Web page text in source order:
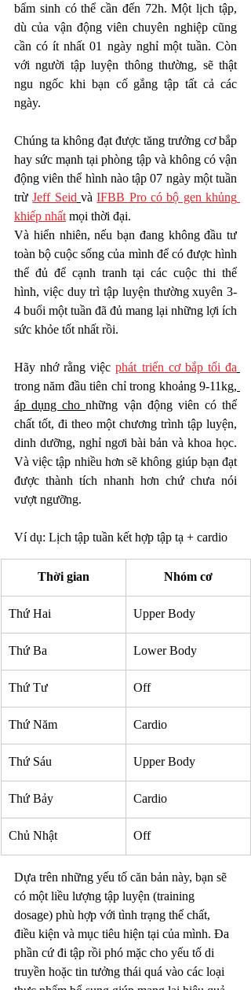
bẩm sinh có thể cần đến 72h. Một lịch tập,
dù của vận động viên chuyên nghiệp cũng
cần có ít nhất 01 ngày nghỉ một tuần. Còn
với người tập luyện thông thường, sẽ thật
ngu ngốc khi bạn cố gắng tập tất cả các
ngày.
Chúng ta không đạt được tăng trưởng cơ bắp
hay sức mạnh tại phòng tập và không có vận
động viên thể hình nào tập 07 ngày một tuần
trừ Jeff Seid và IFBB Pro có bộ gen khủng
khiếp nhất mọi thời đại.
Và hiển nhiên, nếu bạn đang không đầu tư
toàn bộ cuộc sống của mình để có được hình
thể đủ để cạnh tranh tại các cuộc thi thể
hình, việc duy trì tập luyện thường xuyên 3-
4 buổi một tuần đã đủ mang lại những lợi ích
sức khỏe tốt nhất rồi.
Hãy nhớ rằng việc phát triển cơ bắp tối đa
trong năm đầu tiên chỉ trong khoảng 9-11kg,
áp dụng cho những vận động viên có thể
chất tốt, đi theo một chương trình tập luyện,
dinh dưỡng, nghỉ ngơi bài bản và khoa học.
Và việc tập nhiều hơn sẽ không giúp bạn đạt
được thành tích nhanh hơn chứ chưa nói
vượt ngưỡng.
Ví dụ: Lịch tập tuần kết hợp tập tạ + cardio
Thời gian Nhóm cơ
​Thứ Hai ​Upper Body
Thứ Ba Lower Body
Thứ Tư Off
Thứ Năm Cardio
Thứ Sáu Upper Body
Thứ Bảy Cardio
Chủ Nhật Off
Dựa trên những yếu tố căn bản này, bạn sẽ
có một liều lượng tập luyện (training
dosage) phù hợp với tình trạng thể chất,
điều kiện và mục tiêu hiện tại của mình. Đa
phần cứ đi tập rồi phó mặc cho yếu tố di
truyền hoặc tin tưởng thái quá vào các loại